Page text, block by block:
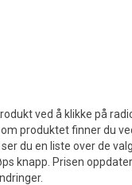
ved å klikke på
produktet finner du
du en liste over de
knapp. Prisen